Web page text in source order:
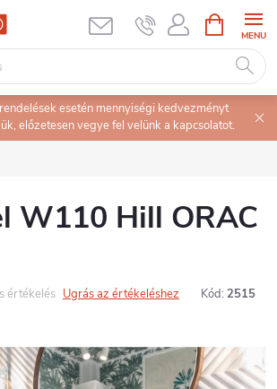
KOSÁR
esetén mennyiségi kedvezményt
előzetesen vegye fel velünk a kapcsolatot.
W110 Hill ORAC
értékelés Ugrás az értékeléshez Kód: 2515